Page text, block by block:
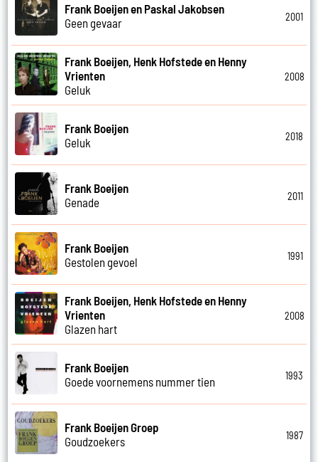
Frank Boeijen en Paskal Jakobsen
Geen gevaar
2001
Frank Boeijen, Henk Hofstede en Henny
Vrienten
Geluk
2008
Frank Boeijen
Geluk
2018
Frank Boeijen
Genade
2011
Frank Boeijen
Gestolen gevoel
1991
Frank Boeijen, Henk Hofstede en Henny
Vrienten
Glazen hart
2008
Frank Boeijen
Goede voornemens nummer tien
1993
Frank Boeijen Groep
Goudzoekers
1987